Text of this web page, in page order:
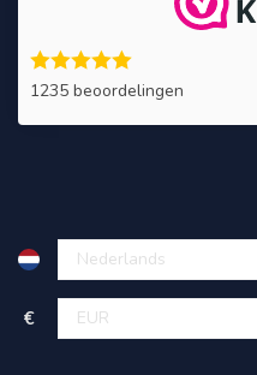
1235 beoordelingen
€